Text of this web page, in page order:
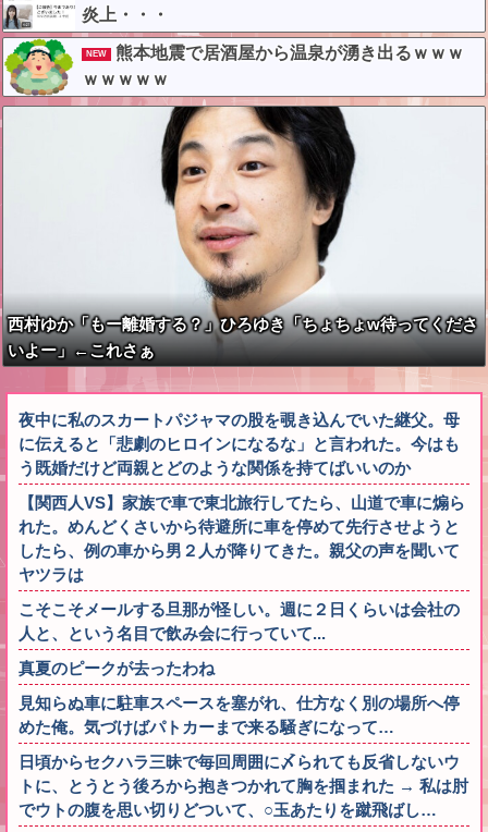
炎上・・・
NEW
熊本地震で居酒屋から温泉が湧き出るｗｗｗ
ｗｗｗｗｗ
西村ゆか「もー離婚する？」ひろゆき「ちょちょw待ってくださ
いよー」←これさぁ
夜中に私のスカートパジャマの股を覗き込んでいた継父。母
に伝えると「悲劇のヒロインになるな」と言われた。今はも
う既婚だけど両親とどのような関係を持てばいいのか
【関西人VS】家族で車で東北旅行してたら、山道で車に煽ら
れた。めんどくさいから待避所に車を停めて先行させようと
したら、例の車から男２人が降りてきた。親父の声を聞いて
ヤツラは
こそこそメールする旦那が怪しい。週に２日くらいは会社の
人と、という名目で飲み会に行っていて...
真夏のピークが去ったわね
見知らぬ車に駐車スペースを塞がれ、仕方なく別の場所へ停
めた俺。気づけばパトカーまで来る騒ぎになって…
日頃からセクハラ三昧で毎回周囲に〆られても反省しないウ
トに、とうとう後ろから抱きつかれて胸を掴まれた → 私は肘
でウトの腹を思い切りどついて、○玉あたりを蹴飛ばし…